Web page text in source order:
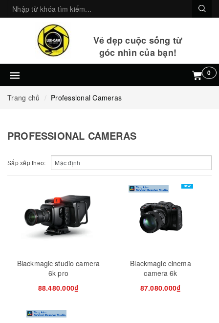
Vẻ đẹp cuộc sống từ
góc nhìn của bạn!
0
Trang chủ Professional Cameras
PROFESSIONAL CAMERAS
Sắp xếp theo:
Blackmagic studio camera
6k pro
88.480.000₫
Blackmagic cinema
camera 6k
87.080.000₫